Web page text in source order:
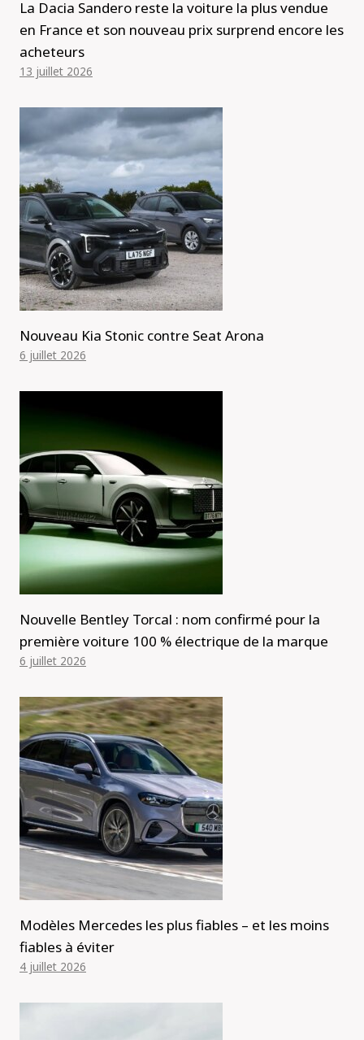
La Dacia Sandero reste la voiture la plus vendue
en France et son nouveau prix surprend encore les
acheteurs
13 juillet 2026
Nouveau Kia Stonic contre Seat Arona
6 juillet 2026
Nouvelle Bentley Torcal : nom confirmé pour la
première voiture 100 % électrique de la marque
6 juillet 2026
Modèles Mercedes les plus fiables – et les moins
fiables à éviter
4 juillet 2026